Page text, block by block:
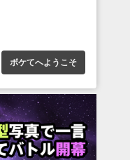
ボケてへようこそ